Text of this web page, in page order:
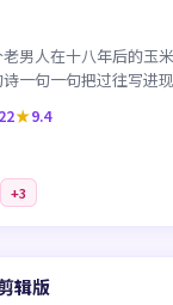
男人在十八年后的玉
一句一句把过往写进现
9.4
+3
辑版